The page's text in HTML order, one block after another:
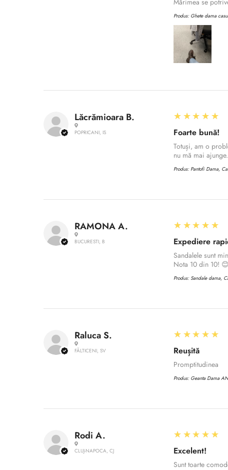
Mărimea se
Produs: Ghete dama
Lăcrămioara B.
POPRICANI, IS
5
★★★★★
Foarte bună!
Totuși, am o
nu mă mai
Produs: Pantofi Dama,
RAMONA A.
BUCURESTI, B
5
★★★★★
Expediere
Sandalele sunt
Nota 10 din 10! 😊
Produs: Sandale dama,
Raluca S.
FĂLTICENI, SV
5
★★★★★
Reușită
Promptitudinea
Produs: Geanta Dama
Rodi A.
CLUJ-NAPOCA, CJ
5
★★★★★
Excelent!
Sunt toarte